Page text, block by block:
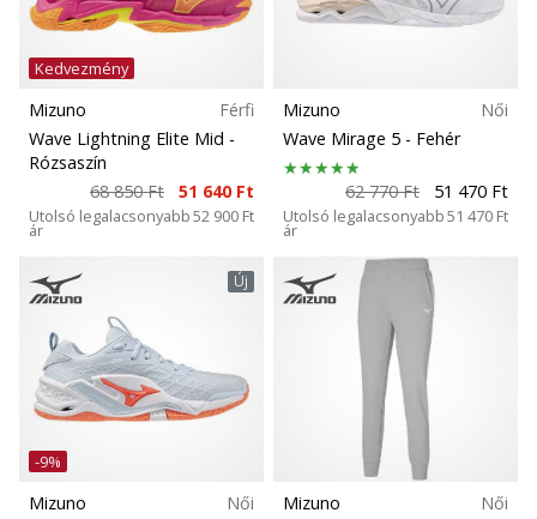
Kedvezmény
Mizuno
Férfi
Wave Lightning Elite Mid -
Rózsaszín
68 850 Ft
51 640 Ft
Utolsó legalacsonyabb
ár
52 900 Ft
Mizuno
Női
Wave Mirage 5 - Fehér
62 770 Ft 51 470 Ft
Utolsó legalacsonyabb
ár
51 470 Ft
Új
-9%
Mizuno
Női
Mizuno
Női